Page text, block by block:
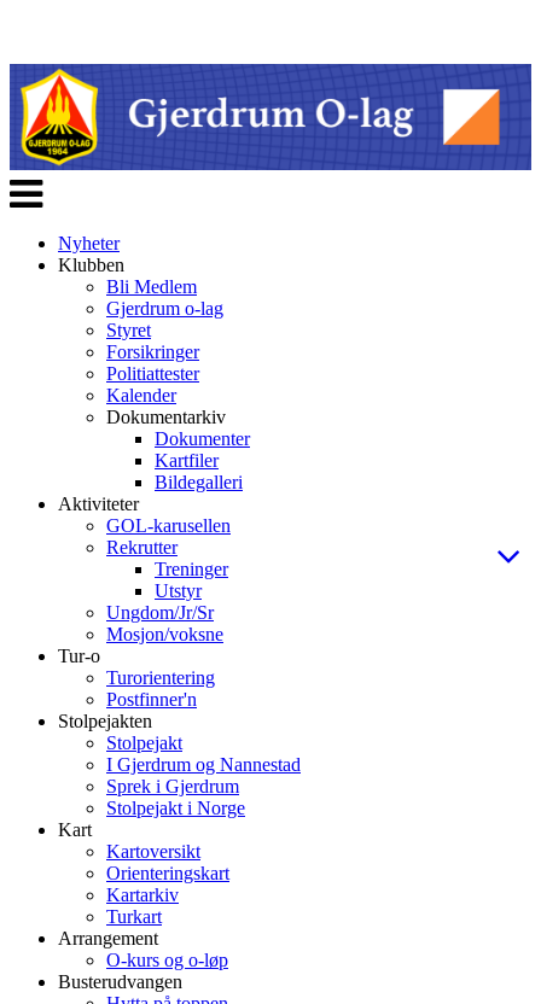
Veksle
navigasjon
Nyheter
Klubben
Bli Medlem
Gjerdrum o-lag
Styret
Forsikringer
Politiattester
Kalender
Dokumentarkiv
Dokumenter
Kartfiler
Bildegalleri
Aktiviteter
GOL-karusellen
Rekrutter
Treninger
Utstyr
Ungdom/Jr/Sr
Mosjon/voksne
Tur-o
Turorientering
Postfinner'n
Stolpejakten
Stolpejakt
I Gjerdrum og Nannestad
Sprek i Gjerdrum
Stolpejakt i Norge
Kart
Kartoversikt
Orienteringskart
Kartarkiv
Turkart
Arrangement
O-kurs og o-løp
Busterudvangen